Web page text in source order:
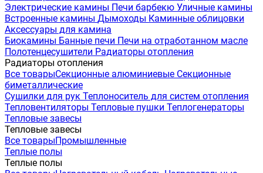
Электрические камины Печи барбекю Уличные камины
Встроенные камины Дымоходы Каминные облицовки
Аксессуары для камина
Биокамины Банные печи Печи на отработанном масле
Полотенцесушители Радиаторы отопления
Радиаторы отопления
Все товарыСекционные алюминиевые Секционные
биметаллические
Сушилки для рук Теплоноситель для систем отопления
Тепловентиляторы Тепловые пушки Теплогенераторы
Тепловые завесы
Тепловые завесы
Все товарыПромышленные
Теплые полы
Теплые полы